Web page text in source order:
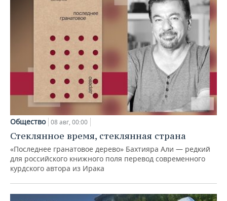
Общество 08 авг, 00:00
Стеклянное время, стеклянная страна
«Последнее гранатовое дерево» Бахтияра Али — редкий
для российского книжного поля перевод современного
курдского автора из Ирака